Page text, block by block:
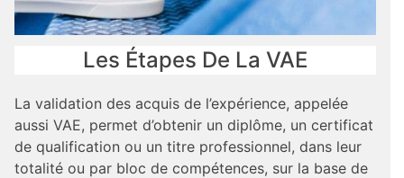
Les Étapes De La VAE
La validation des acquis de l’expérience, appelée
aussi VAE, permet d’obtenir un diplôme, un certificat
de qualification ou un titre professionnel, dans leur
totalité ou par bloc de compétences, sur la base de